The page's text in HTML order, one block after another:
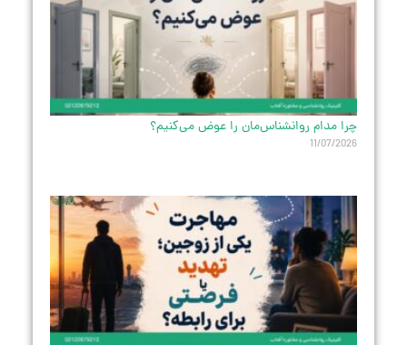
چرا مدام روانشناس‌مان را عوض می‌کنیم؟
11/07/2026